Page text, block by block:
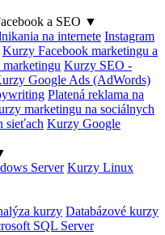
a SEO ▼
na internete Instagram
Kurzy Facebook marketingu a
Kurzy SEO -
Google Ads (AdWords)
Platená reklama na
marketingu na sociálnych
sieťach Kurzy Google
Server Kurzy Linux
kurzy Databázové kurzy
SQL Server